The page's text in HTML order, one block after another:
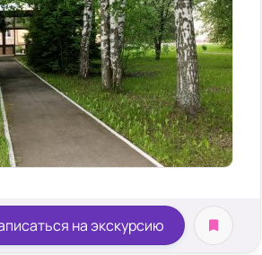
на экскурсию